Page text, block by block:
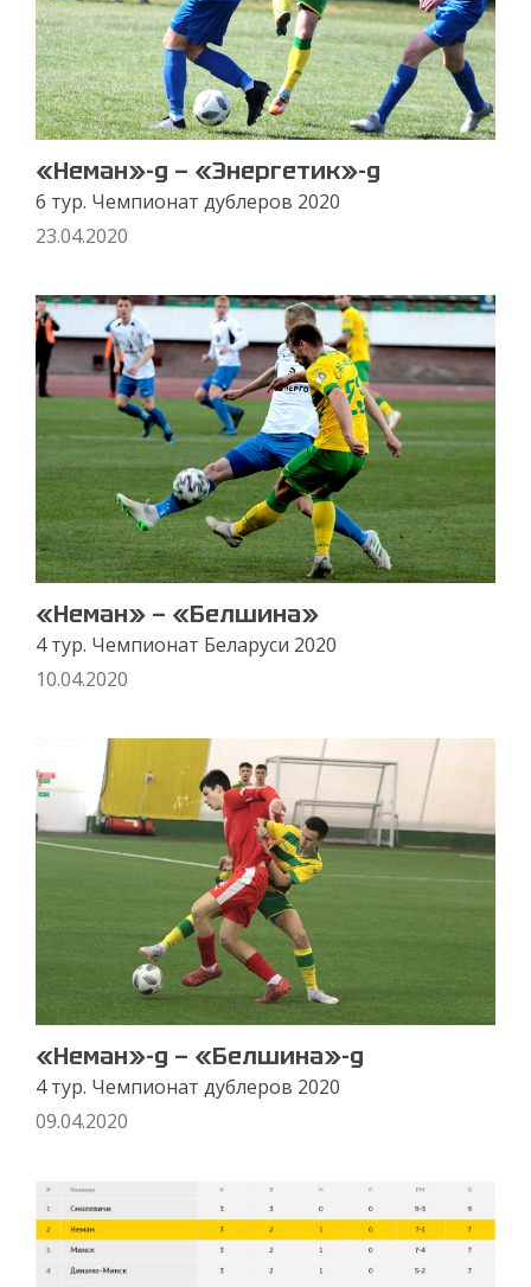
«Неман»-д — «Энергетик»-д
6 тур. Чемпионат дублеров 2020
23.04.2020
«Неман» — «Белшина»
4 тур. Чемпионат Беларуси 2020
10.04.2020
«Неман»-д — «Белшина»-д
4 тур. Чемпионат дублеров 2020
09.04.2020